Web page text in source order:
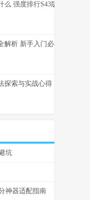
么 强度排行S43版本上分密
解析 新手入门必看教学
探索与实战心得
坑
神器适配指南